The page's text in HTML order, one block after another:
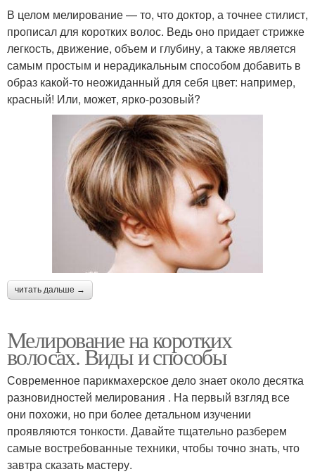
В целом мелирование — то, что доктор, а точнее стилист,
прописал для коротких волос. Ведь оно придает стрижке
легкость, движение, объем и глубину, а также является
самым простым и нерадикальным способом добавить в
образ какой-то неожиданный для себя цвет: например,
красный! Или, может, ярко-розовый?
читать дальше →
Мелирование на коротких
волосах. Виды и способы
Современное парикмахерское дело знает около десятка
разновидностей мелирования . На первый взгляд все
они похожи, но при более детальном изучении
проявляются тонкости. Давайте тщательно разберем
самые востребованные техники, чтобы точно знать, что
завтра сказать мастеру.